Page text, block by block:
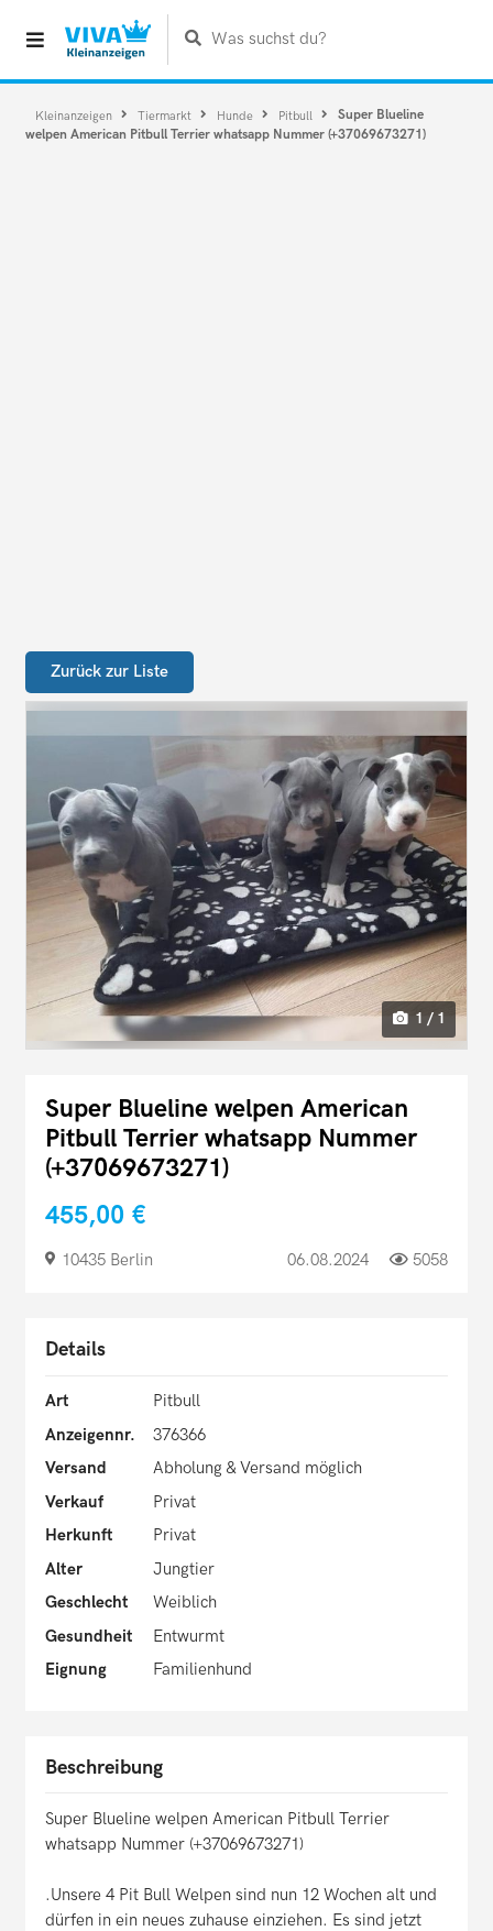
Was suchst du?
Kleinanzeigen Tiermarkt Hunde Pitbull
Super Blueline
welpen American Pitbull Terrier whatsapp Nummer (+37069673271)
Zurück zur Liste
1 / 1
Super Blueline welpen American
Pitbull Terrier whatsapp Nummer
(+37069673271)
455,00 €
10435 Berlin 06.08.2024 5058
Details
Art
Pitbull
Anzeigennr.
376366
Versand
Abholung & Versand möglich
Verkauf
Privat
Herkunft
Privat
Alter
Jungtier
Geschlecht
Weiblich
Gesundheit
Entwurmt
Eignung
Familienhund
Beschreibung
Super Blueline welpen American Pitbull Terrier
whatsapp Nummer (+37069673271)
.Unsere 4 Pit Bull Welpen sind nun 12 Wochen alt und
dürfen in ein neues zuhause einziehen. Es sind jetzt